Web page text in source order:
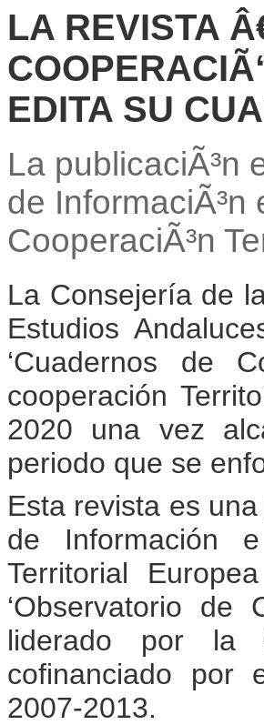
LA REVISTA
EDITA SU
La publicaciÃ³n
de InformaciÃ³n
CooperaciÃ³n
La Consejería de
Estudios
‘Cuadernos de
cooperación
2020 una vez
periodo que se
Esta revista es
de Información
Territorial
‘Observatorio de
liderado por la
cofinanciado por
2007-2013.